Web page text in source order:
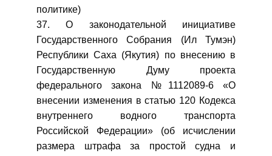
политике)
37. О законодательной инициативе
Государственного Собрания (Ил Тумэн)
Республики Саха (Якутия) по внесению в
Государственную Думу проекта
федерального закона №1112089-6 «О
внесении изменения в статью 120 Кодекса
внутреннего водного транспорта
Российской Федерации» (об исчислении
размера штрафа за простой судна и